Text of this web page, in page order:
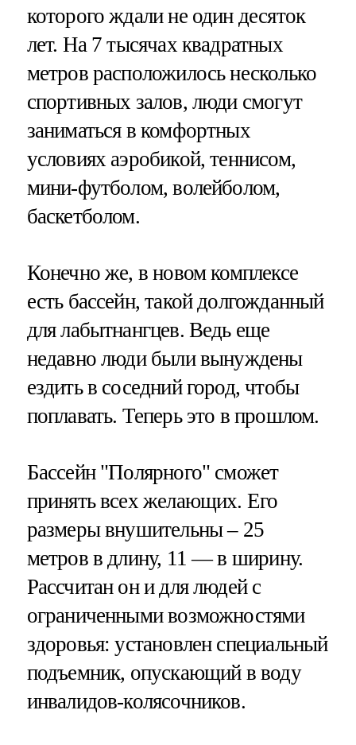
которого ждали не один десяток
лет. На 7 тысячах квадратных
метров расположилось несколько
спортивных залов, люди смогут
заниматься в комфортных
условиях аэробикой, теннисом,
мини-футболом, волейболом,
баскетболом.
Конечно же, в новом комплексе
есть бассейн, такой долгожданный
для лабытнангцев. Ведь еще
недавно люди были вынуждены
ездить в соседний город, чтобы
поплавать. Теперь это в прошлом.
Бассейн "Полярного" сможет
принять всех желающих. Его
размеры внушительны – 25
метров в длину, 11 — в ширину.
Рассчитан он и для людей с
ограниченными возможностями
здоровья: установлен специальный
подъемник, опускающий в воду
инвалидов-колясочников.